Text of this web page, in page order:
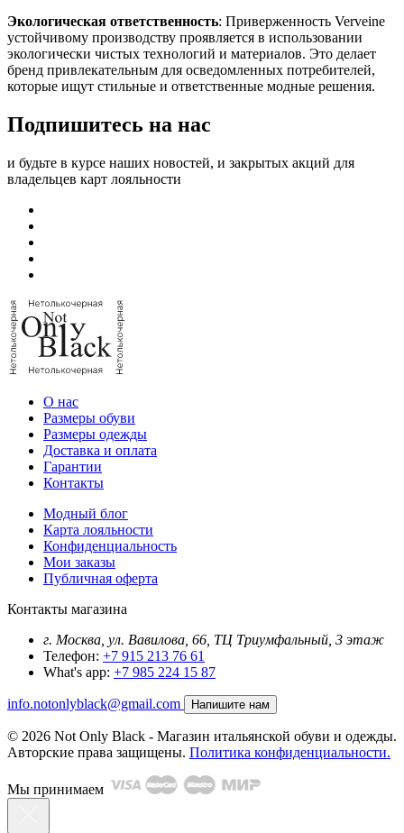
Экологическая ответственность: Приверженность Verveine
устойчивому производству проявляется в использовании
экологически чистых технологий и материалов. Это делает
бренд привлекательным для осведомленных потребителей,
которые ищут стильные и ответственные модные решения.
Подпишитесь на нас
и будьте в курсе наших новостей, и закрытых акций для
владельцев карт лояльности
О нас
Размеры обуви
Размеры одежды
Доставка и оплата
Гарантии
Контакты
Модный блог
Карта лояльности
Конфиденциальность
Мои заказы
Публичная оферта
Контакты магазина
г. Москва, ул. Вавилова, 66, ТЦ Триумфальный, 3 этаж
Телефон: +7 915 213 76 61
What's app: +7 985 224 15 87
info.notonlyblack@gmail.com Напишите нам
© 2026 Not Only Black - Магазин итальянской обуви и одежды.
Авторские права защищены. Политика конфиденциальности.
Мы принимаем